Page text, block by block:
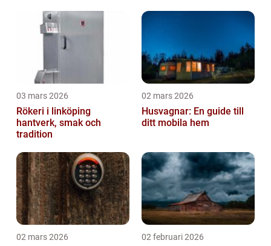
03 mars 2026
Rökeri i linköping
hantverk, smak och
tradition
02 mars 2026
Husvagnar: En guide till
ditt mobila hem
02 mars 2026 02 februari 2026